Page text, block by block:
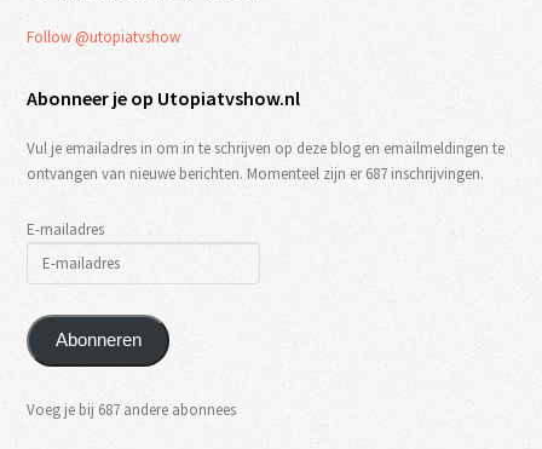
Follow @utopiatvshow
Abonneer je op Utopiatvshow.nl
Vul je emailadres in om in te schrijven op deze blog en emailmeldingen te
ontvangen van nieuwe berichten. Momenteel zijn er 687 inschrijvingen.
E-mailadres
Abonneren
Voeg je bij 687 andere abonnees